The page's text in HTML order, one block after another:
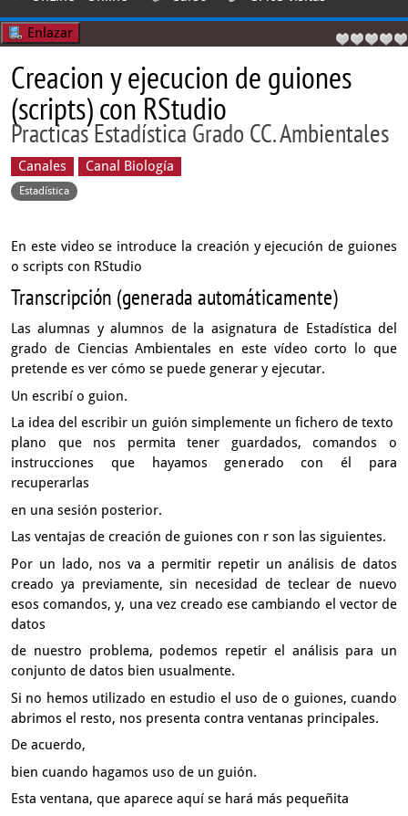
Enlazar
Creacion y ejecucion de guiones
(scripts) con RStudio
Practicas Estadística Grado CC. Ambientales
Canales Canal Biología
Estadística
En este video se introduce la creación y ejecución de guiones
o scripts con RStudio
Transcripción (generada automáticamente)
Las alumnas y alumnos de la asignatura de Estadística del
grado de Ciencias Ambientales en este vídeo corto
lo que
pretende es ver cómo se puede generar y ejecutar.
Un escribí o guion.
La idea del escribir un guión simplemente un fichero de texto
plano que nos permita tener guardados,comandos o
instrucciones que hayamos generado con él para
recuperarlas
en una sesión posterior.
Las ventajas de creación de guiones con r son las siguientes.
Por un lado, nos va a permitir repetir un análisis de datos
creado ya previamente,sin necesidad de teclear de nuevo
esos comandos,y, una vez creado ese cambiando el vector de
datos
de nuestro problema, podemos repetir el análisis para un
conjunto de datos bien usualmente.
Si no hemos utilizado en estudio el uso de o guiones, cuando
abrimos el resto, nos presenta contra ventanas principales.
De acuerdo,
bien cuando hagamos uso de un guión.
Esta ventana, que aparece aquí se hará más pequeñita